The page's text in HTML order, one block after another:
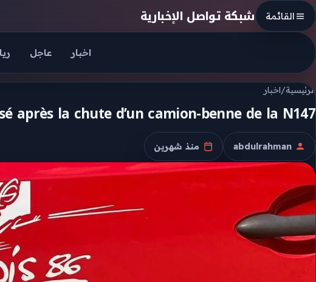
Skip to contentشبكة تواصل الإخبارية القائمة
اخبار عاجل
الرئيسية/اخبار
après la chute d’un camion-benne de la N147
الكاتب
abdulrahman
تاريخ النشر
منذ شهرين